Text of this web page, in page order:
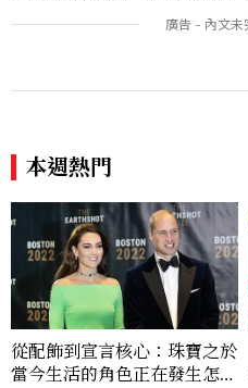
本週熱門
從配飾到宣言核心：珠寶之於
當今生活的角色正在發生怎樣